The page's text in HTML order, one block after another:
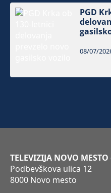
PGD
08/07/
TELEVIZIJA NOVO
Podbevškova ulica 12
8000 Novo mesto